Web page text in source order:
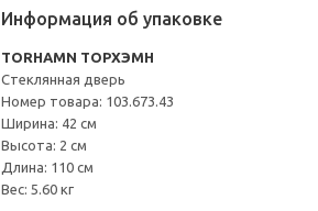
Информация об упаковке
TORHAMN ТОРХЭМН
Стеклянная дверь
Номер товара: 103.673.43
Ширина: 42 см
Высота: 2 см
Длина: 110 см
Вес: 5.60 кг